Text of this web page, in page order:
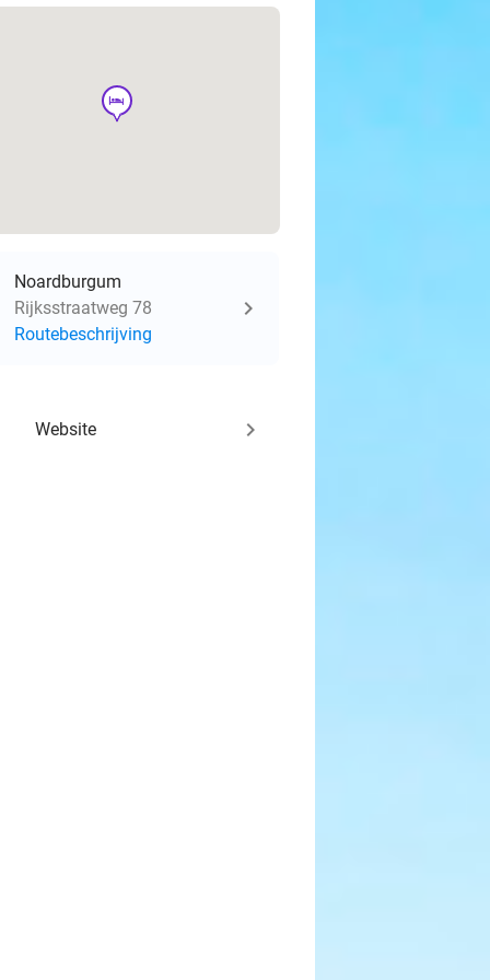
hotel
Noardburgum
Rijksstraatweg 78
Routebeschrijving
Website keyboard_arrow_right